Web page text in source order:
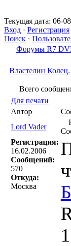
Текущая дата: 06-
Вход · Регистрация
Поиск ·
Форумы R7
Властелин
Всего
Для печати
Автор
Lord Vader
Регистрация:
16.02.2006
Сообщений:
570
Откуда:
Москва